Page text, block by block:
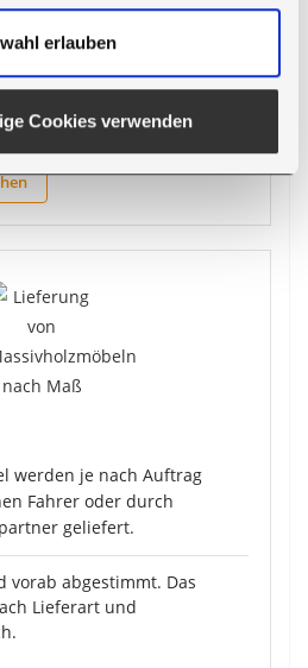
erlauben
Cookies verwenden
erhalten Sie5 % Rabatt
werden je nach Auftrag
Fahrer oder durch
geliefert.
vorab abgestimmt. Das
Lieferart und